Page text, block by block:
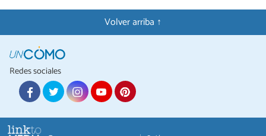
Volver arriba ↑
Redes sociales